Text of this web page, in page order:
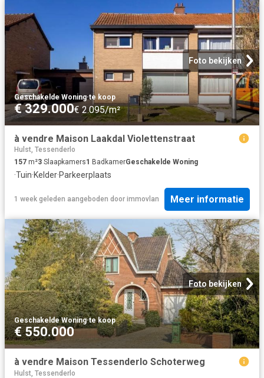
Foto bekijken
Geschakelde Woning·te koop
€ 329.000€ 2.095/m²
à vendre Maison Laakdal Violettenstraat
Hulst, Tessenderlo
157 m²3 Slaapkamers1 BadkamerGeschakelde Woning
·Tuin·Kelder·Parkeerplaats
1 week geleden aangeboden door immovlan Meer informatie
Foto bekijken
Geschakelde Woning·te koop
€ 550.000
à vendre Maison Tessenderlo Schoterweg
Hulst, Tessenderlo